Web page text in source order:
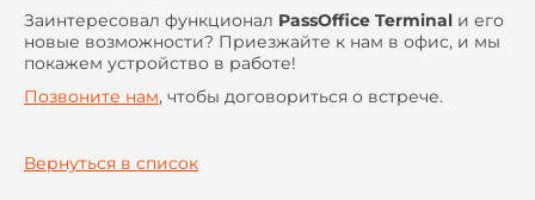
Заинтересовал функционал PassOffice Terminal и его
новые возможности? Приезжайте к нам в офис, и мы
покажем устройство в работе!
Позвоните нам, чтобы договориться о встрече.
Вернуться в список